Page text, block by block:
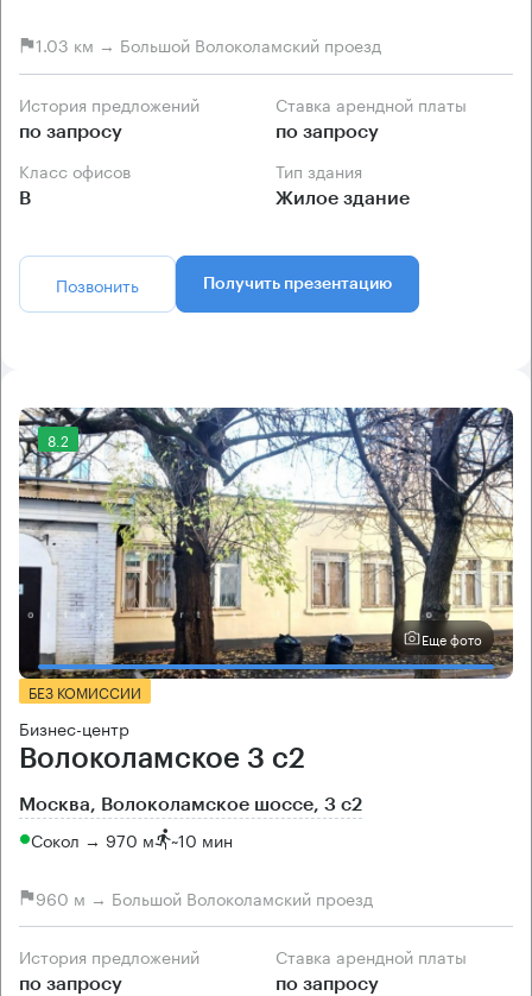
1.03 км → Большой Волоколамский проезд
История предложений
по запросу
Ставка арендной платы
по запросу
Класс офисов
B
Тип здания
Жилое здание
Позвонить Получить презентацию
8.2
Еще фото
БЕЗ КОМИССИИ
Бизнес-центр
Волоколамское 3 с2
Москва, Волоколамское шоссе, 3 с2
Сокол → 970 м ~10 мин
960 м → Большой Волоколамский проезд
История предложений
по запросу
Ставка арендной платы
по запросу